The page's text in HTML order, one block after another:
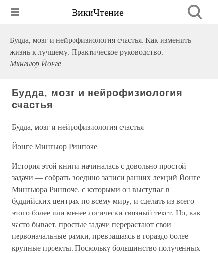
ВикиЧтение
Будда, мозг и нейрофизиология счастья. Как изменить
жизнь к лучшему. Практическое руководство.
Мингьюр Йонге
Будда, мозг и нейрофизиология
счастья
Будда, мозг и нейрофизиология счастья
Йонге Мингьюр Ринпоче
История этой книги начиналась с довольно простой
задачи — собрать воедино записи ранних лекций Йонге
Мингьюра Ринпоче, с которыми он выступал в
буддийских центрах по всему миру, и сделать из всего
этого более или менее логически связный текст. Но, как
часто бывает, простые задачи перерастают свои
первоначальные рамки, превращаясь в гораздо более
крупные проекты. Поскольку большинство полученных